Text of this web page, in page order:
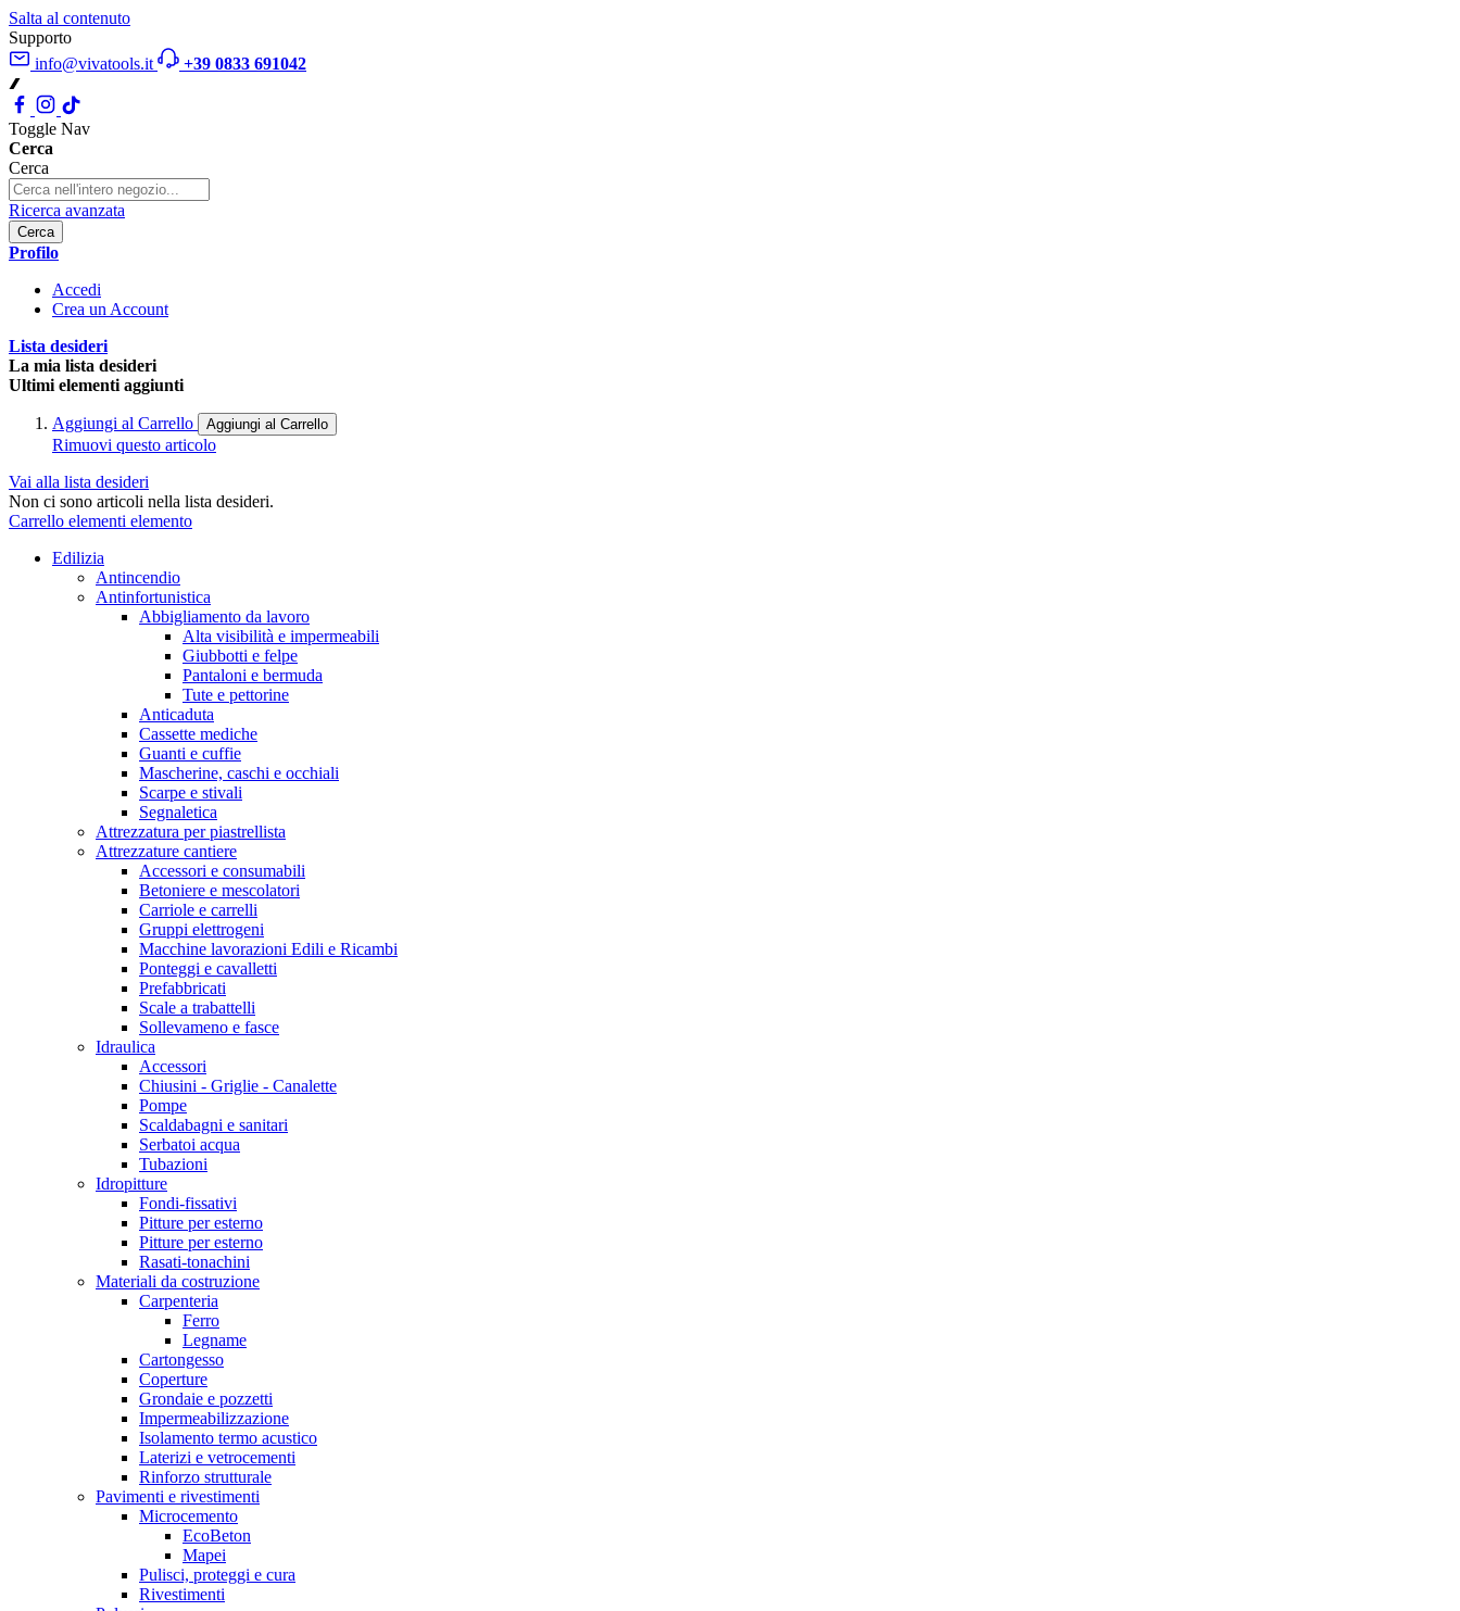
Salta al contenuto
Supporto
info@vivatools.it
+39 0833 691042
Toggle Nav
Cerca
Cerca
Ricerca avanzata
Cerca
Profilo
Accedi
Crea un Account
Lista desideri
La mia lista desideri
Ultimi elementi aggiunti
Aggiungi al Carrello Aggiungi al Carrello
Rimuovi questo articolo
Vai alla lista desideri
Non ci sono articoli nella lista desideri.
Carrello elementi elemento
Edilizia
Antincendio
Antinfortunistica
Abbigliamento da lavoro
Alta visibilità e impermeabili
Giubbotti e felpe
Pantaloni e bermuda
Tute e pettorine
Anticaduta
Cassette mediche
Guanti e cuffie
Mascherine, caschi e occhiali
Scarpe e stivali
Segnaletica
Attrezzatura per piastrellista
Attrezzature cantiere
Accessori e consumabili
Betoniere e mescolatori
Carriole e carrelli
Gruppi elettrogeni
Macchine lavorazioni Edili e Ricambi
Ponteggi e cavalletti
Prefabbricati
Scale a trabattelli
Sollevameno e fasce
Idraulica
Accessori
Chiusini - Griglie - Canalette
Pompe
Scaldabagni e sanitari
Serbatoi acqua
Tubazioni
Idropitture
Fondi-fissativi
Pitture per esterno
Pitture per esterno
Rasati-tonachini
Materiali da costruzione
Carpenteria
Ferro
Legname
Cartongesso
Coperture
Grondaie e pozzetti
Impermeabilizzazione
Isolamento termo acustico
Laterizi e vetrocementi
Rinforzo strutturale
Pavimenti e rivestimenti
Microcemento
EcoBeton
Mapei
Pulisci, proteggi e cura
Rivestimenti